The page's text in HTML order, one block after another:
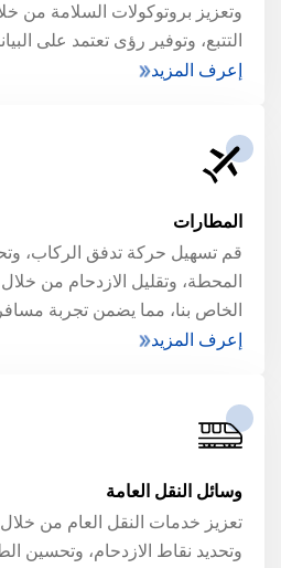
وتعزيز بروتوكولات السلامة من
التتبع، وتوفير رؤى تعتمد على
إعرف المزيد
المطارات
قم تسهيل حركة تدفق الركاب،
المحطة، وتقليل الازدحام من
الخاص بنا، مما يضمن تجربة
إعرف المزيد
وسائل النقل العامة
تعزيز خدمات النقل العام من
وتحديد نقاط الازدحام، وتحسين